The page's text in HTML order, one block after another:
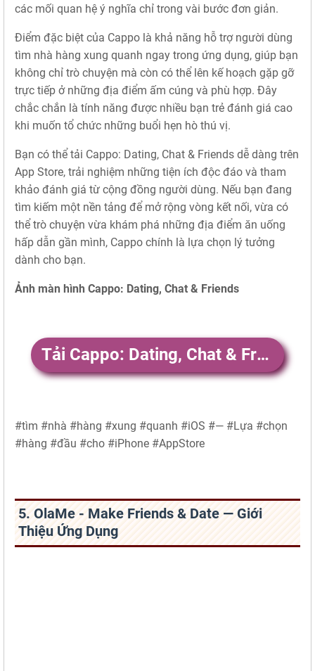
các mối quan hệ ý nghĩa chỉ trong vài bước đơn giản.
Điểm đặc biệt của Cappo là khả năng hỗ trợ người dùng
tìm nhà hàng xung quanh ngay trong ứng dụng, giúp bạn
không chỉ trò chuyện mà còn có thể lên kế hoạch gặp gỡ
trực tiếp ở những địa điểm ấm cúng và phù hợp. Đây
chắc chắn là tính năng được nhiều bạn trẻ đánh giá cao
khi muốn tổ chức những buổi hẹn hò thú vị.
Bạn có thể tải Cappo: Dating, Chat & Friends dễ dàng trên
App Store, trải nghiệm những tiện ích độc đáo và tham
khảo đánh giá từ cộng đồng người dùng. Nếu bạn đang
tìm kiếm một nền tảng để mở rộng vòng kết nối, vừa có
thể trò chuyện vừa khám phá những địa điểm ăn uống
hấp dẫn gần mình, Cappo chính là lựa chọn lý tưởng
dành cho bạn.
Ảnh màn hình Cappo: Dating, Chat & Friends
Tải Cappo: Dating, Chat & Friends
#tìm #nhà #hàng #xung #quanh #iOS #— #Lựa #chọn
#hàng #đầu #cho #iPhone #AppStore
5. OlaMe - Make Friends & Date — Giới
Thiệu Ứng Dụng